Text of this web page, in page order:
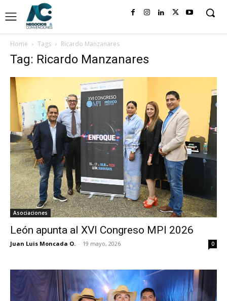
Home Tags Ricardo Manzanares
Tag: Ricardo Manzanares
Asociaciones
León apunta al XVI Congreso MPI 2026
Juan Luis Moncada O. - 19 mayo, 2026 0